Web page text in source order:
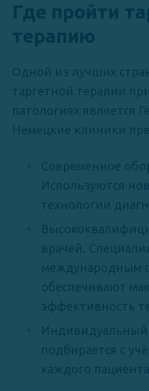
Где пройти
терапию
Одной из лучших
таргетной терапии
патологиях является
Немецкие клиники
Современное
Используются
технологии
врачей.
международным
обеспечивают
эффективность
подбирается с
каждого